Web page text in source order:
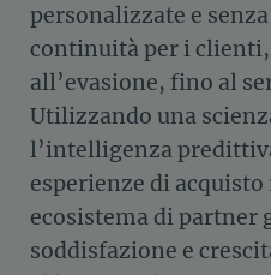
personalizzate e
continuità per i clienti,
all’evasione, fino al
Utilizzando una
l’intelligenza
esperienze di
ecosistema di partner
soddisfazione e